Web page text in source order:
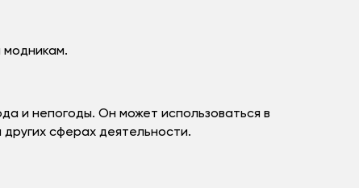
модникам.
и непогоды. Он может использоваться в
сферах деятельности.